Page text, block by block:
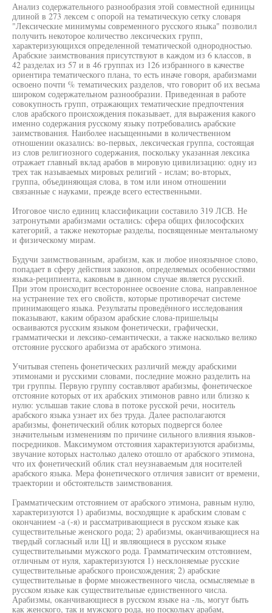
Анализ содержательного разнообразия этой совместной единицы
длиной в 273 лексем с опорой на тематическую сетку словаря
"Лексические минимумы современного русского языка" позволил
получить некоторое количество лексических групп,
характеризующихся определенной тематической однородностью.
Арабские заимствования присутствуют в каждом из 6 классов, в
42 разделах из 57 и в 46 группах из 126 избранного в качестве
ориентира тематического плана, то есть иначе говоря, арабизмами
освоено почти % тематических разделов, что говорит об их весьма
широком содержательном разнообразии. Приведенная в работе
совокупность групп, отражающих тематические предпочтения
слов арабского происхождения показывает, для выражения какого
именно содержания русскому языку потребовались арабские
заимствования. Наиболее насыщенными в количественном
отношении оказались: во-первых, лексическая группа, состоящая
из слов религиозного содержания, поскольку указанная лексика
отражает главный вклад арабов в мировую цивилизацию: одну из
трех так называемых мировых религий - ислам; во-вторых,
группа, объединяющая слова, в том или ином отношении
связанные с науками, прежде всего естественными.
Итоговое число единиц классификации составило 319 ЛСВ. Не
затронутыми арабизмами остались: сфера общих философских
категорий, а также некоторые разделы, посвященные ментальному
и физическому мирам.
Будучи заимствованным, арабизм, как и любое иноязычное слово,
попадает в сферу действия законов, определяемых особенностями
языка-реципиента, каковым в данном случае является русский.
При этом происходит всестороннее освоение слова, направленное
на устранение тех его свойств, которые противоречат системе
принимающего языка. Результаты проведённого исследования
показывают, каким образом арабские слова-пришельцы
осваиваются русским языком фонетически, графически,
грамматически и лексико-семантически, а также насколько велико
отстояние русского арабизма от арабского этимона.
Учитывая степень фонетических различий между арабскими
этимонами и русскими словами, последние можно разделить на
три группы. Первую группу составляют арабизмы, фонетическое
отстояние которых от их арабских этимонов равно или близко к
нулю: услышав такие слова в потоке русской речи, носитель
арабского языка узнает их без труда. Далее располагаются
арабизмы, фонетический облик которых подвергся более
значительным изменениям по причине сильного влияния языков-
посредников. Максимумом отстояния характеризуются арабизмы,
звучание которых настолько далеко отошло от арабского этимона,
что их фонетический облик стал неузнаваемым для носителей
арабского языка. Мера фонетического отличия зависит от времени,
траектории и обстоятельств заимствования.
Грамматическим отстоянием от арабского этимона, равным нулю,
характеризуются 1) арабизмы, восходящие к арабским словам с
окончанием -а (-я) и рассматривающиеся в русском языке как
существительные женского рода; 2) арабизмы, оканчивающиеся на
твердый согласный или Ц] и являющиеся в русском языке
существительными мужского рода. Грамматическим отстоянием,
отличным от нуля, характеризуются 1) несклоняемые русские
существительные арабского происхождения; 2) арабские
существительные в форме множественного числа, осмысляемые в
русском языке как существительные единственного числа.
Арабизмы, оканчивающиеся в русском языке на -ль, могут быть
как женского, так и мужского рода, но поскольку арабам,